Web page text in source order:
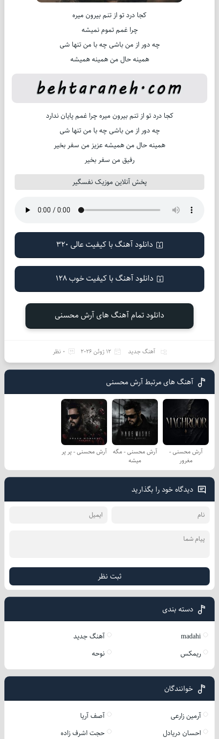
کجا درد تو از تنم بیرون میره
چرا غمم تموم نمیشه
چه دور از من باشی چه با من تنها شی
همینه حال من همینه همیشه
کجا درد تو از تنم بیرون میره چرا غمم پایان ندارد
چه دور از من باشی چه با من تنها شی
همینه حال من همیشه عزیز من سفر بخیر
رفیق من سفر بخیر
پخش آنلاین موزیک نفسگیر
دانلود آهنگ با کیفیت عالی 320
دانلود آهنگ با کیفیت خوب 128
دانلود تمام آهنگ های آرش محسنی
آهنگ جدید 12 ژوئن 2026 0 نظر
آهنگ های مرتبط آرش محسنی
آرش محسنی -
مغرور
آرش محسنی - مگه
میشه
آرش محسنی - پر پر
دیدگاه خود را بگذارید
ثبت نظر
دسته بندی
madahi
آهنگ جدید
ریمکس
نوحه
خوانندگان
آرمین زارعی
آصف آریا
احسان دریادل
حجت اشرف زاده